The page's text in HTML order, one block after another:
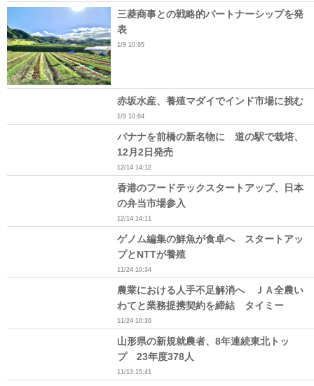
三菱商事との戦略的パートナーシップを発
表
1/9 10:05
赤坂水産、養殖マダイでインド市場に挑む
1/9 10:04
バナナを前橋の新名物に 道の駅で栽培、
12月2日発売
12/14 14:12
香港のフードテックスタートアップ、日本
の弁当市場参入
12/14 14:11
ゲノム編集の鮮魚が食卓へ スタートアッ
プとNTTが養殖
11/24 10:34
農業における人手不足解消へ ＪＡ全農い
わてと業務提携契約を締結 タイミー
11/24 10:30
山形県の新規就農者、8年連続東北トッ
プ 23年度378人
11/13 15:41